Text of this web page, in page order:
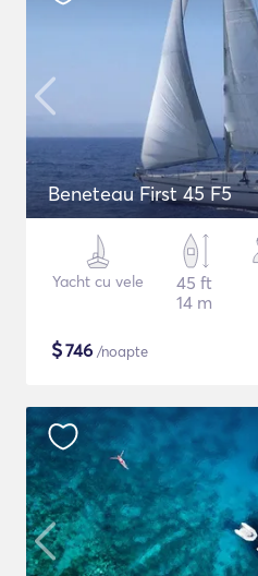
Beneteau First 45 F5
Yacht cu vele
45 ft
14 m
$746 /noapte